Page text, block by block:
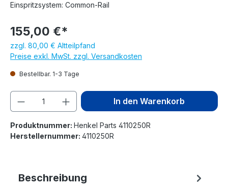
Einspritzsystem: Common-Rail
155,00 €*
zzgl. 80,00 € Altteilpfand
Preise exkl. MwSt. zzgl. Versandkosten
Bestellbar. 1-3 Tage
Produkt Anzahl: Gib denIn den Warenkorb
Produktnummer: Henkel Parts 4110250R
Herstellernummer: 4110250R
Beschreibung